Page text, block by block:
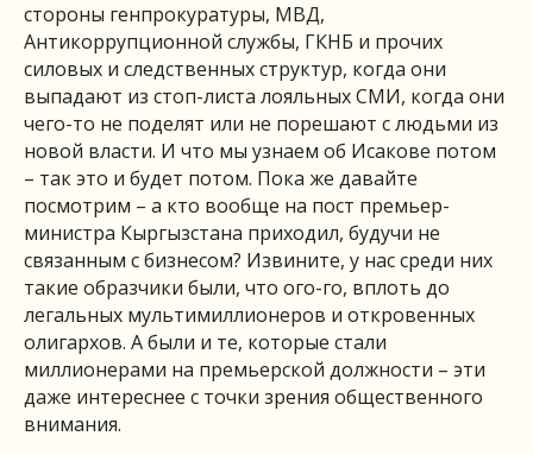
стороны генпрокуратуры, МВД,
Антикоррупционной службы, ГКНБ и прочих
силовых и следственных структур, когда они
выпадают из стоп-листа лояльных СМИ, когда они
чего-то не поделят или не порешают с людьми из
новой власти. И что мы узнаем об Исакове потом
– так это и будет потом. Пока же давайте
посмотрим – а кто вообще на пост премьер-
министра Кыргызстана приходил, будучи не
связанным с бизнесом? Извините, у нас среди них
такие образчики были, что ого-го, вплоть до
легальных мультимиллионеров и откровенных
олигархов. А были и те, которые стали
миллионерами на премьерской должности – эти
даже интереснее с точки зрения общественного
внимания.